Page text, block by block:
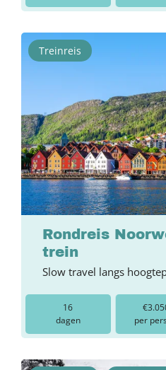
Treinreis
Rondreis
trein
Slow travel langs
16
dagen
per